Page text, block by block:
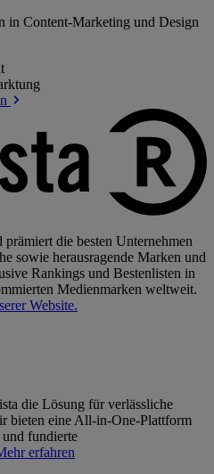
in Content-Marketing und Design
die besten Unternehmen
sowie herausragende Marken und
Rankings und Bestenlisten in
Medienmarken weltweit.
Website.
die Lösung für verlässliche
bieten eine All-in-One-Plattform
fundierte
erfahren